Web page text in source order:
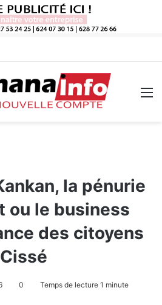
la pénurie
ou le business
des citoyens
0 Temps de lecture 1 minute